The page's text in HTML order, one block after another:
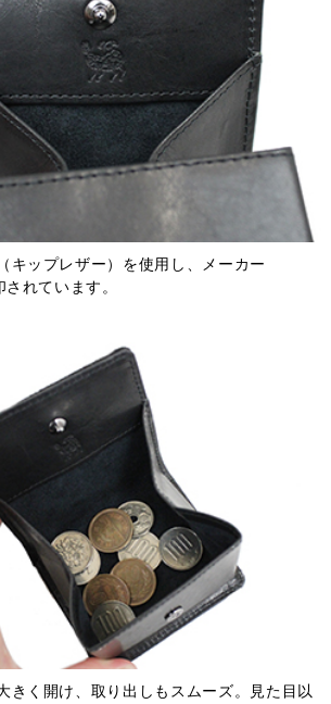
キップレザー）を使用し、メーカー
れています。
きく開け、取り出しもスムーズ。見た目以